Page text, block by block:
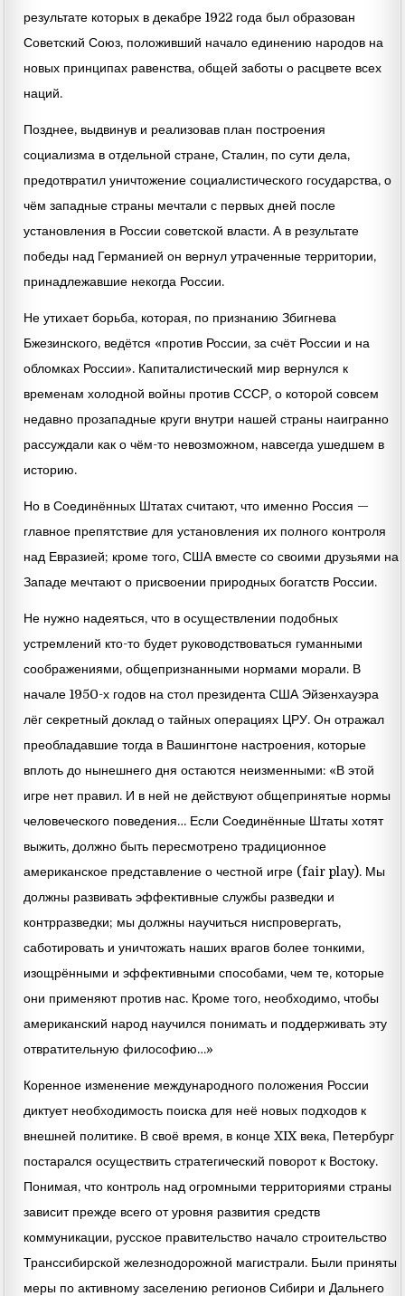
результате которых в декабре 1922 года был образован
Советский Союз, положивший начало единению народов на
новых принципах равенства, общей заботы о расцвете всех
наций.
Позднее, выдвинув и реализовав план построения
социализма в отдельной стране, Сталин, по сути дела,
предотвратил уничтожение социалистического государства, о
чём западные страны мечтали с первых дней после
установления в России советской власти. А в результате
победы над Германией он вернул утраченные территории,
принадлежавшие некогда России.
Не утихает борьба, которая, по признанию Збигнева
Бжезинского, ведётся «против России, за счёт России и на
обломках России». Капиталистический мир вернулся к
временам холодной войны против СССР, о которой совсем
недавно прозападные круги внутри нашей страны наигранно
рассуждали как о чём-то невозможном, навсегда ушедшем в
историю.
Но в Соединённых Штатах считают, что именно Россия —
главное препятствие для установления их полного контроля
над Евразией; кроме того, США вместе со своими друзьями на
Западе мечтают о присвоении природных богатств России.
Не нужно надеяться, что в осуществлении подобных
устремлений кто-то будет руководствоваться гуманными
соображениями, общепризнанными нормами морали. В
начале 1950-х годов на стол президента США Эйзенхауэра
лёг секретный доклад о тайных операциях ЦРУ. Он отражал
преобладавшие тогда в Вашингтоне настроения, которые
вплоть до нынешнего дня остаются неизменными: «В этой
игре нет правил. И в ней не действуют общепринятые нормы
человеческого поведения… Если Соединённые Штаты хотят
выжить, должно быть пересмотрено традиционное
американское представление о честной игре (fair play). Мы
должны развивать эффективные службы разведки и
контрразведки; мы должны научиться ниспровергать,
саботировать и уничтожать наших врагов более тонкими,
изощрёнными и эффективными способами, чем те, которые
они применяют против нас. Кроме того, необходимо, чтобы
американский народ научился понимать и поддерживать эту
отвратительную философию…»
Коренное изменение международного положения России
диктует необходимость поиска для неё новых подходов к
внешней политике. В своё время, в конце XIX века, Петербург
постарался осуществить стратегический поворот к Востоку.
Понимая, что контроль над огромными территориями страны
зависит прежде всего от уровня развития средств
коммуникации, русское правительство начало строительство
Транссибирской железнодорожной магистрали. Были приняты
меры по активному заселению регионов Сибири и Дальнего